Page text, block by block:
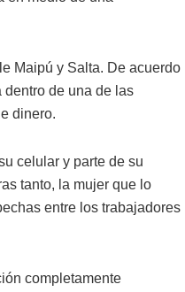
Maipú y Salta. De acuerdo
de una de las
dinero.
celular y parte de su
tanto, la mujer que lo
entre los trabajadores
completamente